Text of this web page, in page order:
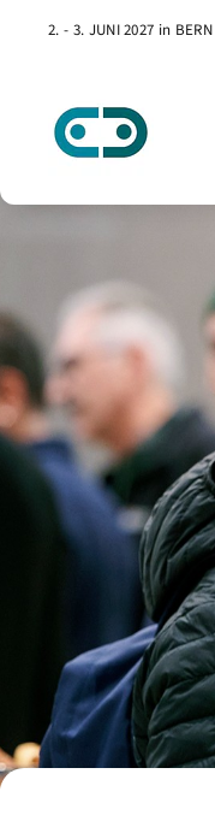
2. - 3. JUNI 2027 in BERN